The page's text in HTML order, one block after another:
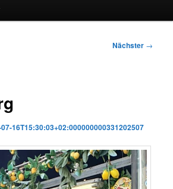
Nächster →
16T15:30:03+02:000000000331202507